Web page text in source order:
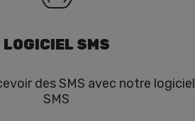
LOGICIEL SMS
des SMS avec notre logiciel
SMS